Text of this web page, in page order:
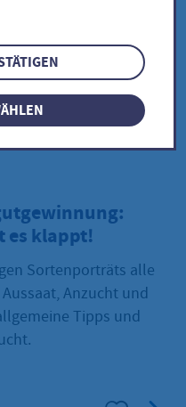
es klappt!
Sortenporträts alle
Anzucht und
Tipps und